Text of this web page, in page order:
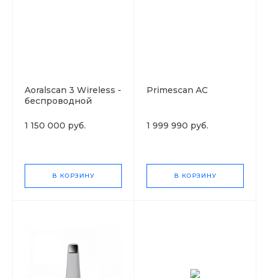
Aoralscan 3 Wireless -
беспроводной
сканер
1 150 000 руб.
В КОРЗИНУ
Primescan AC
1 999 990 руб.
В КОРЗИНУ